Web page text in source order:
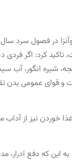
در فصول سرد
کرد: اگر فردی
شیره انگور، آب
و قوای عمومی
خوردن نیز از
که دفع ادرار،